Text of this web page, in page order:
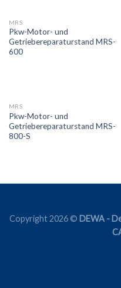
MRS
Pkw-Motor- und
Getriebereparaturstand MRS-
600
MRS
Pkw-Motor- und
Getriebereparaturstand MRS-
800-S
Copyright 2026 © DEWA -